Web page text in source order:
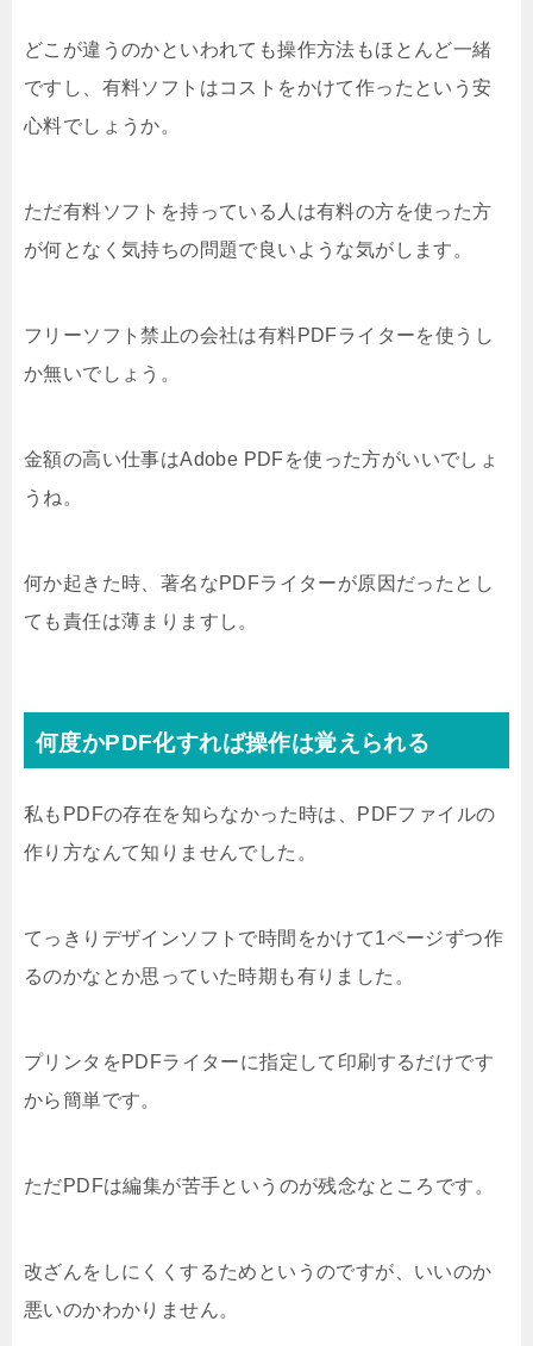
どこが違うのかといわれても操作方法もほとんど一緒
ですし、有料ソフトはコストをかけて作ったという安
心料でしょうか。
ただ有料ソフトを持っている人は有料の方を使った方
が何となく気持ちの問題で良いような気がします。
フリーソフト禁止の会社は有料PDFライターを使うし
か無いでしょう。
金額の高い仕事はAdobe PDFを使った方がいいでしょ
うね。
何か起きた時、著名なPDFライターが原因だったとし
ても責任は薄まりますし。
何度かPDF化すれば操作は覚えられる
私もPDFの存在を知らなかった時は、PDFファイルの
作り方なんて知りませんでした。
てっきりデザインソフトで時間をかけて1ページずつ作
るのかなとか思っていた時期も有りました。
プリンタをPDFライターに指定して印刷するだけです
から簡単です。
ただPDFは編集が苦手というのが残念なところです。
改ざんをしにくくするためというのですが、いいのか
悪いのかわかりません。